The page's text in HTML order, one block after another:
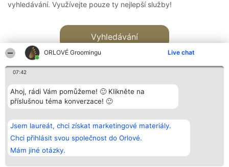
ORLOVÉ Groomingu Live chat
07:42
Ahoj, rádi Vám pomůžeme! 🙂 Klikněte na
příslušnou téma konverzace! 🙂
Jsem laureát, chci získat marketingové materiály.
Chci přihlásit svou společnost do Orlové.
Mám jiné otázky.
vyhledávání. Využívejte pouze ty nejlepší služby!
Vyhledávání
Bright Side Solutions sp. z o.
o. sp. k.
ul. Ruska 22
Wrocław 50-079
KRS 0000749100 | Regon
381313360 | NIP 8943132676
Vítězové
Seznam všech
laureátů
Zásady
Zásady
Kontakt